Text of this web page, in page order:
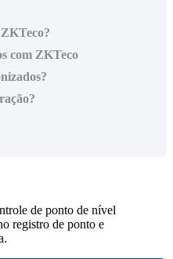
com ZKTeco
de ponto de nível
registro de ponto e
.